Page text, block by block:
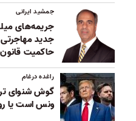
جمشید ایرانی
جریمه‌های
جدید مهاجرتی
حاکمیت
راغده درغام
گوش شنوای
ونس است یا